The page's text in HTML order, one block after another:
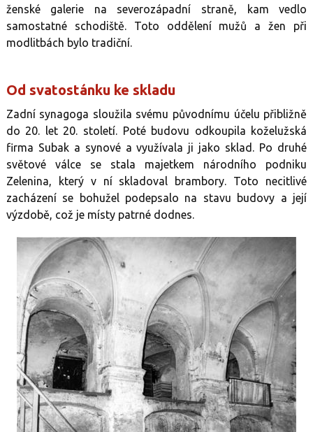
ženské galerie na severozápadní straně, kam vedlo
samostatné schodiště. Toto oddělení mužů a žen při
modlitbách bylo tradiční.
Od svatostánku ke skladu
Zadní synagoga sloužila svému původnímu účelu přibližně
do 20. let 20. století. Poté budovu odkoupila koželužská
firma Subak a synové a využívala ji jako sklad. Po druhé
světové válce se stala majetkem národního podniku
Zelenina, který v ní skladoval brambory. Toto necitlivé
zacházení se bohužel podepsalo na stavu budovy a její
výzdobě, což je místy patrné dodnes.